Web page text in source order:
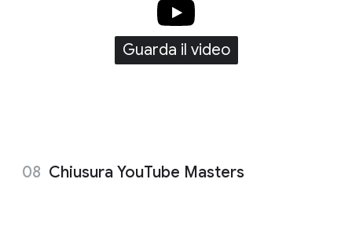
Guarda il video
Chiusura YouTube Masters